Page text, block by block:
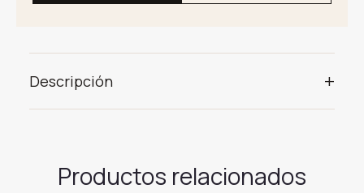
Descripción +
Productos relacionados